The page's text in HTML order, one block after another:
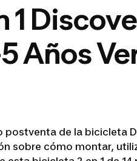
1
Años
postventa de la bicicleta
sobre cómo montar,